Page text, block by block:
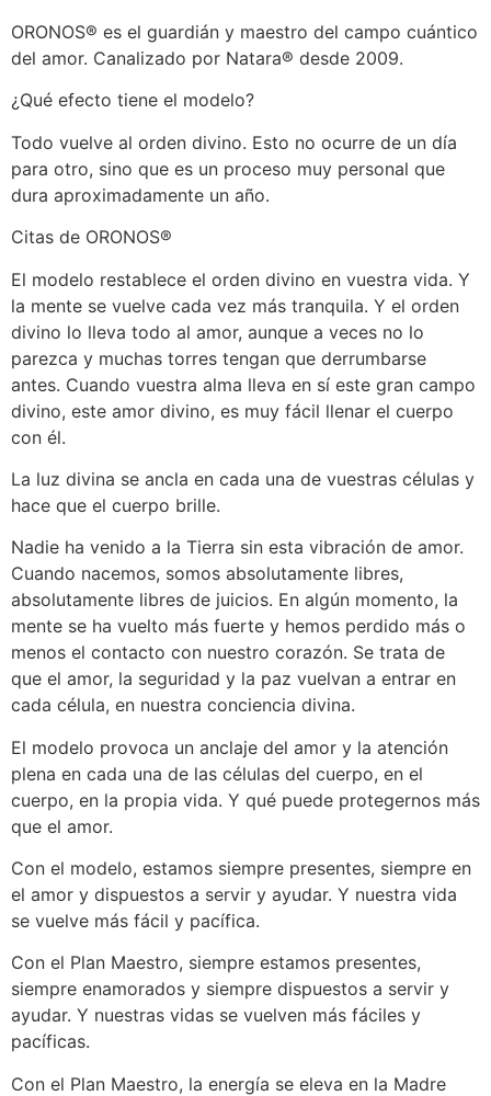
ORONOS® es el guardián y maestro del campo cuántico
del amor. Canalizado por Natara® desde 2009.
¿Qué efecto tiene el modelo?
Todo vuelve al orden divino. Esto no ocurre de un día
para otro, sino que es un proceso muy personal que
dura aproximadamente un año.
Citas de ORONOS®
El modelo restablece el orden divino en vuestra vida. Y
la mente se vuelve cada vez más tranquila. Y el orden
divino lo lleva todo al amor, aunque a veces no lo
parezca y muchas torres tengan que derrumbarse
antes. Cuando vuestra alma lleva en sí este gran campo
divino, este amor divino, es muy fácil llenar el cuerpo
con él.
La luz divina se ancla en cada una de vuestras células y
hace que el cuerpo brille.
Nadie ha venido a la Tierra sin esta vibración de amor.
Cuando nacemos, somos absolutamente libres,
absolutamente libres de juicios. En algún momento, la
mente se ha vuelto más fuerte y hemos perdido más o
menos el contacto con nuestro corazón. Se trata de
que el amor, la seguridad y la paz vuelvan a entrar en
cada célula, en nuestra conciencia divina.
El modelo provoca un anclaje del amor y la atención
plena en cada una de las células del cuerpo, en el
cuerpo, en la propia vida. Y qué puede protegernos más
que el amor.
Con el modelo, estamos siempre presentes, siempre en
el amor y dispuestos a servir y ayudar. Y nuestra vida
se vuelve más fácil y pacífica.
Con el Plan Maestro, siempre estamos presentes,
siempre enamorados y siempre dispuestos a servir y
ayudar. Y nuestras vidas se vuelven más fáciles y
pacíficas.
Con el Plan Maestro, la energía se eleva en la Madre